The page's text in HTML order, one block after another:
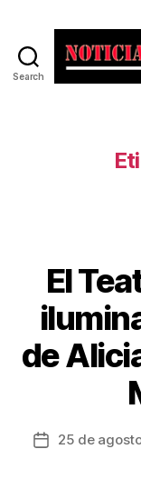
Search
El
de
Fecha25 de